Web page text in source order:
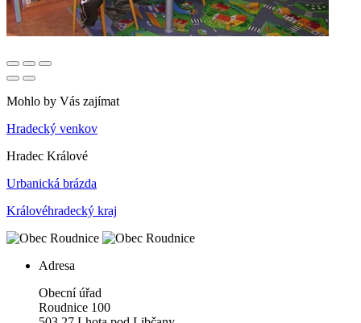
Mohlo by Vás zajímat
Hradecký venkov
Hradec Králové
Urbanická brázda
Královéhradecký kraj
Adresa
Obecní úřad
Roudnice 100